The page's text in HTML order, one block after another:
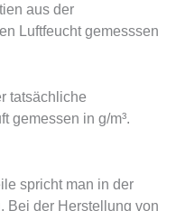
aus der
Luftfeucht gemesssen
tatsächliche
gemessen in g/m³.
spricht man in der
Bei der Herstellung von